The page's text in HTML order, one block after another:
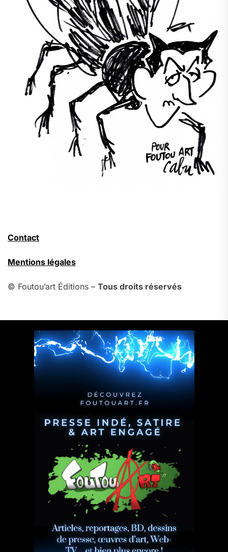
Contact
Mentions légales
© Foutou’art Éditions – Tous droits réservés